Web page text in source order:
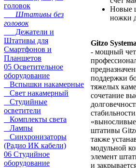
головок
Штативы без
головок
Дежатели и
Штативы для
Смартфонов и
Планшетов
05 Осветительное
оборудование
Вспышки накамерные
Свет накамерный
Студийные
осветители
Комплекты света
Лампы
Синхронизаторы
(Радио ИК кабели)
06 Студийное
оборудование
Новые
ножки
Gitzo
- мощный
поддержки
тяжелых
сочетание
штативы
также
модульной
элемент
и